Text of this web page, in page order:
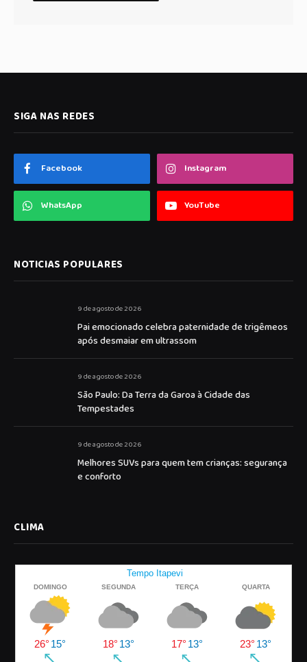
SIGA NAS REDES
Facebook Instagram
WhatsApp YouTube
NOTICIAS POPULARES
9 de agosto de 2026
Pai emocionado celebra paternidade de trigêmeos
após desmaiar em ultrassom
9 de agosto de 2026
São Paulo: Da Terra da Garoa à Cidade das
Tempestades
9 de agosto de 2026
Melhores SUVs para quem tem crianças: segurança
e conforto
CLIMA